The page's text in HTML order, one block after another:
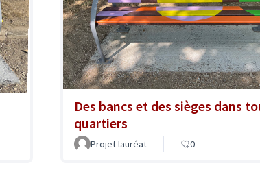
Des bancs et des sièges dans
quartiers
Projet lauréat 0